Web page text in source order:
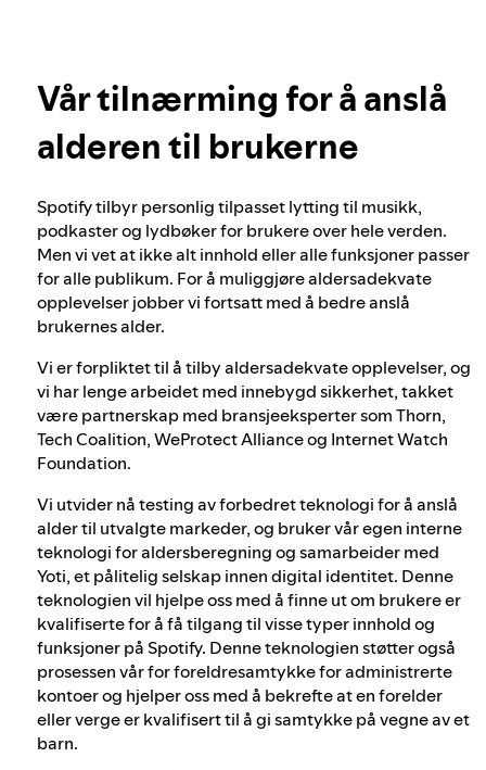
Vår tilnærming for å anslå alderen til
brukerne
Valgintegritet hos Spotify
Vår tilnærming til farlig og villedende
innhold
Vår tilnærming til voldelig ekstremisme
Slik fungerer anbefalinger
Finn ut mer om personvern
Vår tilnærming for å anslå
alderen til brukerne
Spotify tilbyr personlig tilpasset lytting til musikk,
podkaster og lydbøker for brukere over hele verden.
Men vi vet at ikke alt innhold eller alle funksjoner passer
for alle publikum. For å muliggjøre aldersadekvate
opplevelser jobber vi fortsatt med å bedre anslå
brukernes alder.
Vi er forpliktet til å tilby aldersadekvate opplevelser, og
vi har lenge arbeidet med innebygd sikkerhet, takket
være partnerskap med bransjeeksperter som Thorn,
Tech Coalition, WeProtect Alliance og Internet Watch
Foundation.
Vi utvider nå testing av forbedret teknologi for å anslå
alder til utvalgte markeder, og bruker vår egen interne
teknologi for aldersberegning og samarbeider med
Yoti, et pålitelig selskap innen digital identitet. Denne
teknologien vil hjelpe oss med å finne ut om brukere er
kvalifiserte for å få tilgang til visse typer innhold og
funksjoner på Spotify. Denne teknologien støtter også
prosessen vår for foreldresamtykke for administrerte
kontoer og hjelper oss med å bekrefte at en forelder
eller verge er kvalifisert til å gi samtykke på vegne av et
barn.